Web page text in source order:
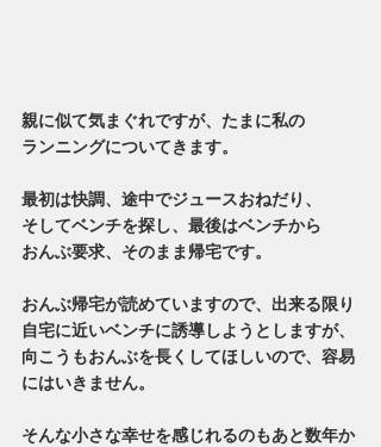
親に似て気まぐれですが、たまに私の
ランニングについてきます。
最初は快調、途中でジュースおねだり、
そしてベンチを探し、最後はベンチから
おんぶ要求、そのまま帰宅です。
おんぶ帰宅が読めていますので、出来る限り
自宅に近いベンチに誘導しようとしますが、
向こうもおんぶを長くしてほしいので、容易
にはいきません。
そんな小さな幸せを感じれるのもあと数年か